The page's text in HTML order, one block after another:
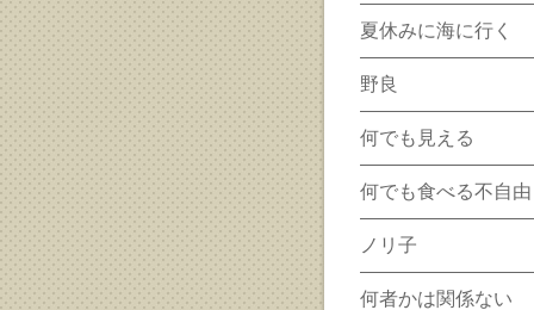
夏休みに海に行く
野良
何でも見える
何でも食べる不自由
ノリ子
何者かは関係ない